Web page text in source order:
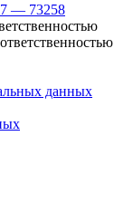
— 73258
данных